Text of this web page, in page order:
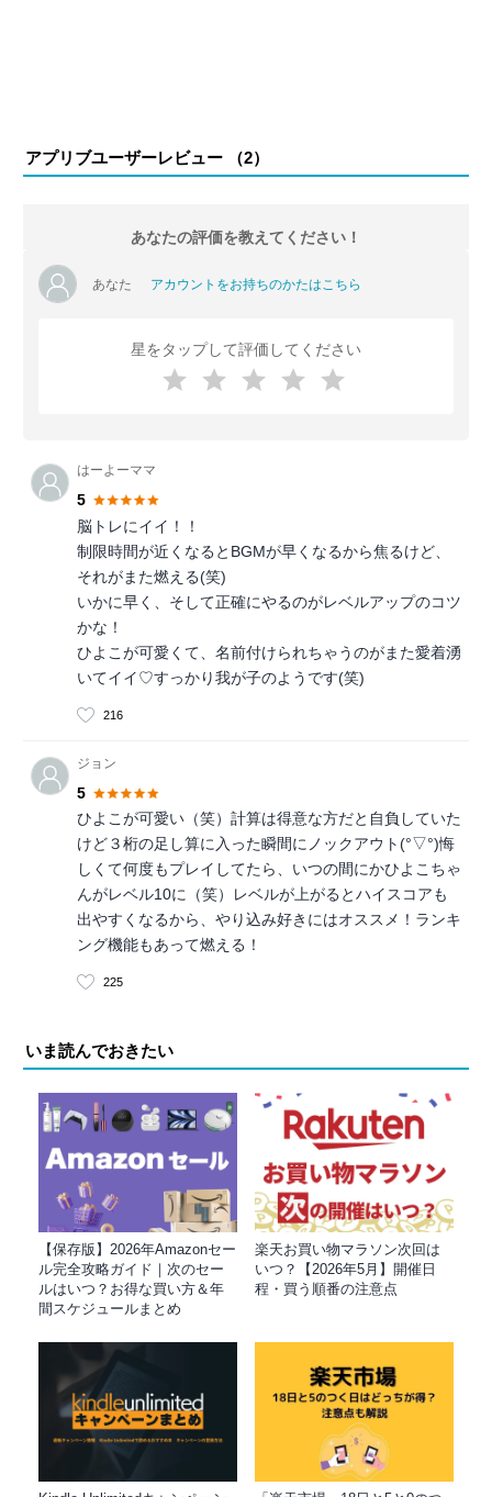
アプリブユーザーレビュー （2）
あなたの評価を教えてください！
あなた アカウントをお持ちのかたはこちら
星をタップして評価してください
はーよーママ
5
脳トレにイイ！！
制限時間が近くなるとBGMが早くなるから焦るけど、
それがまた燃える(笑)
いかに早く、そして正確にやるのがレベルアップのコツ
かな！
ひよこが可愛くて、名前付けられちゃうのがまた愛着湧
いてイイ♡すっかり我が子のようです(笑)
216
ジョン
5
ひよこが可愛い（笑）計算は得意な方だと自負していた
けど３桁の足し算に入った瞬間にノックアウト(°▽°)悔
しくて何度もプレイしてたら、いつの間にかひよこちゃ
んがレベル10に（笑）レベルが上がるとハイスコアも
出やすくなるから、やり込み好きにはオススメ！ランキ
ング機能もあって燃える！
225
いま読んでおきたい
【保存版】2026年Amazonセー
ル完全攻略ガイド｜次のセー
ルはいつ？お得な買い方＆年
間スケジュールまとめ
楽天お買い物マラソン次回は
いつ？【2026年5月】開催日
程・買う順番の注意点